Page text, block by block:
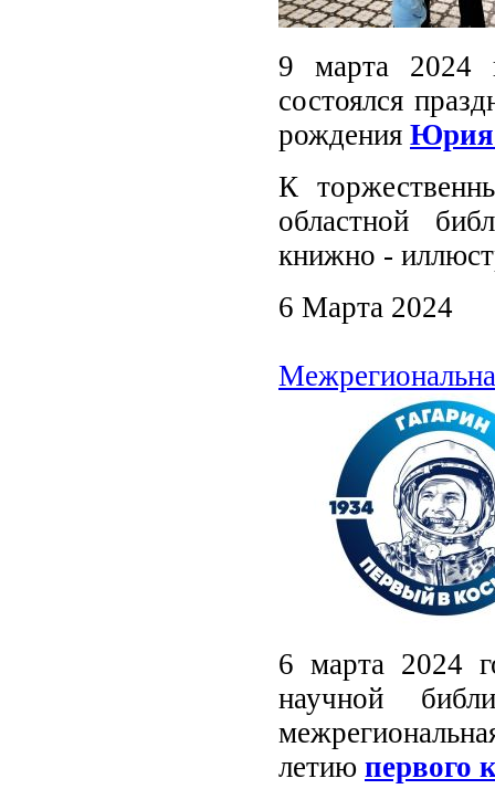
9 марта 2024
состоялся
рождения Юрия
К
областной
книжно -
6 Марта 2024
6 марта 2024
научной
летию первого